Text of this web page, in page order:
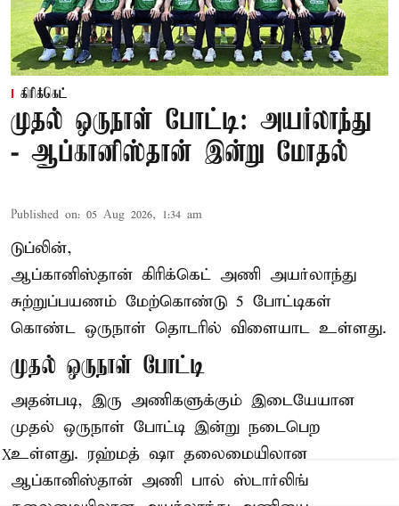
கிரிக்கெட்
முதல் ஒருநாள் போட்டி: அயர்லாந்து
- ஆப்கானிஸ்தான் இன்று மோதல்
Published on: 05 Aug 2026, 1:34 am
டுப்லின்,
ஆப்கானிஸ்தான் கிரிக்கெட் அணி அயர்லாந்து
சுற்றுப்பயணம் மேற்கொண்டு 5 போட்டிகள்
கொண்ட ஒருநாள் தொடரில் விளையாட உள்ளது.
முதல் ஒருநாள் போட்டி
அதன்படி, இரு அணிகளுக்கும் இடையேயான
முதல் ஒருநாள் போட்டி இன்று நடைபெற
உள்ளது. ரஹ்மத் ஷா தலைமையிலான
ஆப்கானிஸ்தான் அணி பால் ஸ்டார்லிங்
X